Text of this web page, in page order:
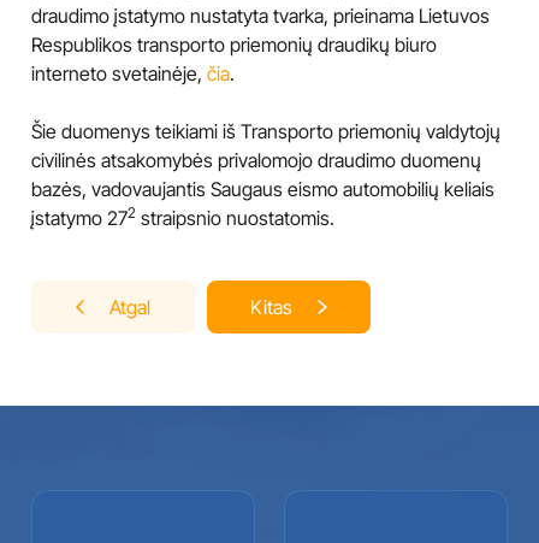
draudimo įstatymo nustatyta tvarka, prieinama Lietuvos
Respublikos transporto priemonių draudikų biuro
interneto svetainėje, čia.
Šie duomenys teikiami iš Transporto priemonių valdytojų
civilinės atsakomybės privalomojo draudimo duomenų
bazės, vadovaujantis Saugaus eismo automobilių keliais
įstatymo 272 straipsnio nuostatomis.
Navigacija
Kitas
Atgal